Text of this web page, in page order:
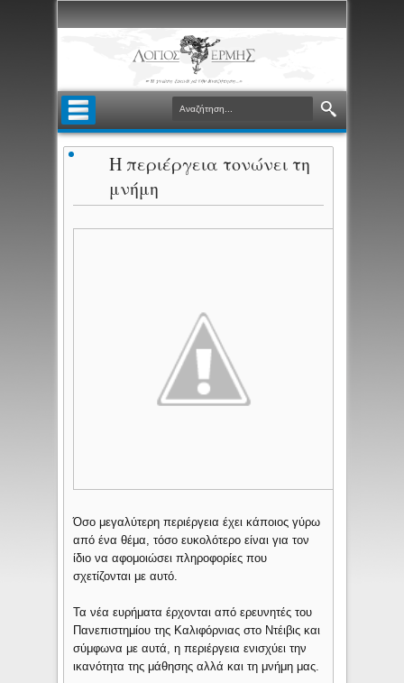
Η περιέργεια τονώνει τη
μνήμη
Όσο μεγαλύτερη περιέργεια έχει κάποιος γύρω
από ένα θέμα, τόσο ευκολότερο είναι για τον
ίδιο να αφομοιώσει πληροφορίες που
σχετίζονται με αυτό.
Τα νέα ευρήματα έρχονται από ερευνητές του
Πανεπιστημίου της Καλιφόρνιας στο Ντέιβις και
σύμφωνα με αυτά, η περιέργεια ενισχύει την
ικανότητα της μάθησης αλλά και τη μνήμη μας.